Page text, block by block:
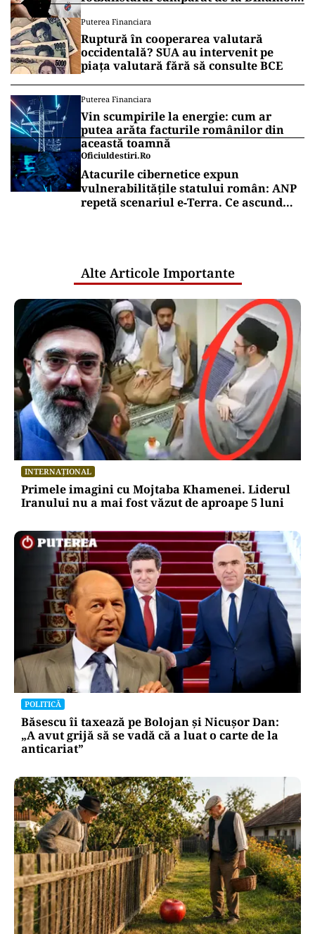
Puterea Financiara
Ruptură în cooperarea valutară
occidentală? SUA au intervenit pe
piața valutară fără să consulte BCE
Puterea Financiara
Vin scumpirile la energie: cum ar
putea arăta facturile românilor din
această toamnă
Oficiuldestiri.ro
Atacurile cibernetice expun
vulnerabilitățile statului român: ANP
repetă scenariul e‑Terra. Ce ascund
Alte Articole Importante
INTERNAȚIONAL
Primele imagini cu Mojtaba Khamenei. Liderul
Iranului nu a mai fost văzut de aproape 5 luni
POLITICĂ
Băsescu îi taxează pe Bolojan și Nicușor Dan:
„A avut grijă să se vadă că a luat o carte de la
anticariat”